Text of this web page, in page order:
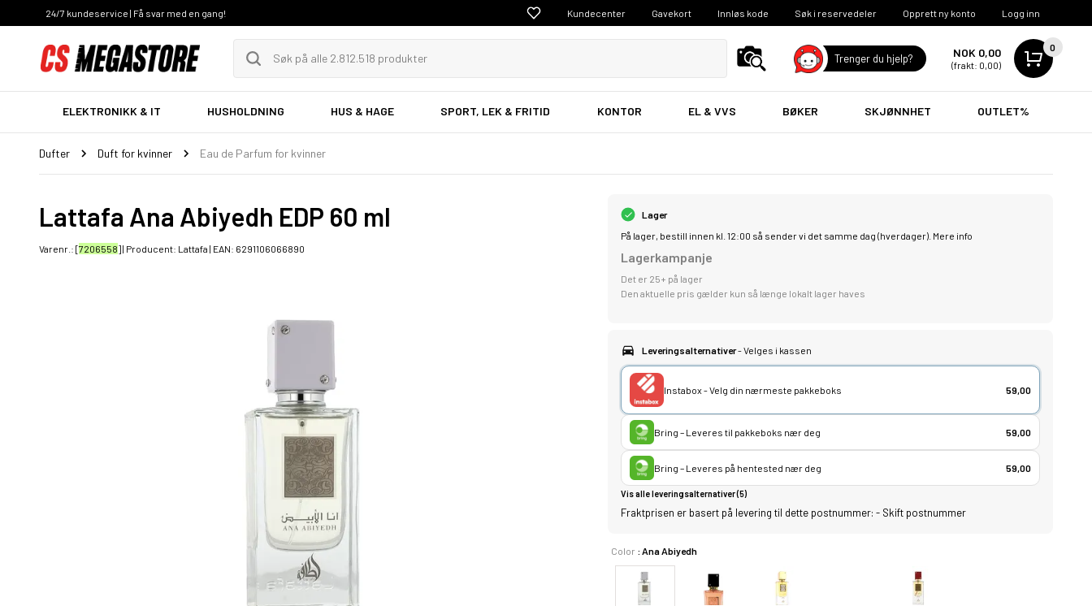
24/7 kundeservice | Få svar med en gang! Kundecenter Gavekort Innløs kode Søk i reservedeler Opprett ny konto Logg inn
Trenger du hjelp? NOK 0,00
(frakt: 0,00)
0
ELEKTRONIKK & IT HUSHOLDNING HUS & HAGE SPORT, LEK & FRITID KONTOR EL & VVS BØKER SKJØNNHET OUTLET%
Dufter Duft for kvinner Eau de Parfum for kvinner
Lattafa Ana Abiyedh EDP 60 ml
Varenr.: [7206558] | Producent: Lattafa | EAN: 6291106066890
Lager
På lager, bestill innen kl. 12:00 så sender vi det samme dag (hverdager). Mere info
Lagerkampanje
Det er 25+ på lager
Den aktuelle pris gælder kun så længe lokalt lager haves
Leveringsalternativer- Velges i kassen
Instabox - Velg din nærmeste pakkeboks 59,00
Bring – Leveres til pakkeboks nær deg 59,00
Bring – Leveres på hentested nær deg 59,00
Vis alle leveringsalternativer (5)
Fraktprisen er basert på levering til dette postnummer: - Skift postnummer
Color : Ana Abiyedh